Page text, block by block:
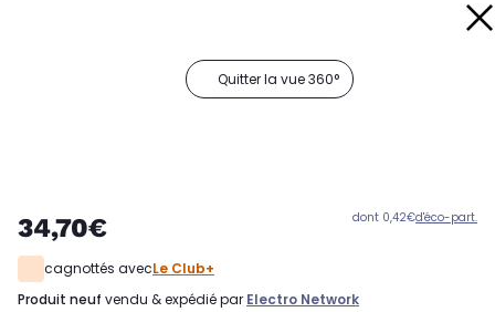
Quitter la vue 360°
34,70€ dont 0,42€d'éco-part.
cagnottés avecLe Club+
produit neuf vendu & expédié par Electro Network